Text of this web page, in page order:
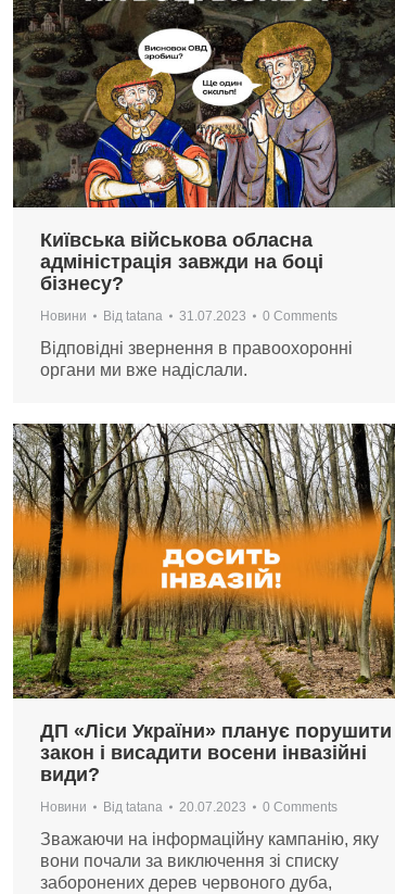
Київська військова обласна
адміністрація завжди на боці
бізнесу?
Новини Від tatana 31.07.2023 0 Comments
Відповідні звернення в правоохоронні
органи ми вже надіслали.
ДП «Ліси України» планує порушити
закон і висадити восени інвазійні
види?
Новини Від tatana 20.07.2023 0 Comments
Зважаючи на інформаційну кампанію, яку
вони почали за виключення зі списку
заборонених дерев червоного дуба,